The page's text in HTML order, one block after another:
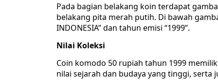
Pada bagian belakang koin terdapat
belakang pita merah putih. Di bawah
INDONESIA” dan tahun emisi “1999”.
Nilai Koleksi
Coin komodo 50 rupiah tahun 1999
nilai sejarah dan budaya yang tinggi, serta